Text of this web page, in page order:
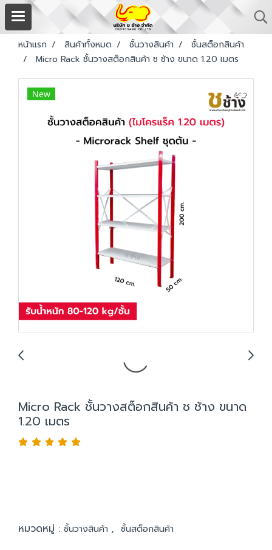
หน้าแรก สินค้าทั้งหมด ชั้นวางสินค้า
ชั้นสต็อกสินค้า
Micro Rack ชั้นวางสต็อกสินค้า ช ช้าง ขนาด 1.20 เมตร
New
Micro Rack ชั้นวางสต็อกสินค้า ช ช้าง ขนาด
1.20 เมตร
หมวดหมู่ : ชั้นวางสินค้า , ชั้นสต็อกสินค้า